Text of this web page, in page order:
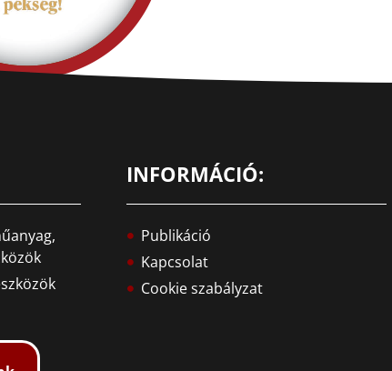
INFORMÁCIÓ:
Publikáció
Kapcsolat
Cookie szabályzat